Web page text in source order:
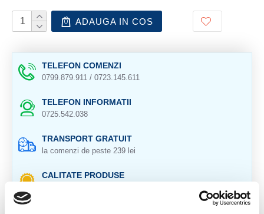
ADAUGA IN COS
TELEFON COMENZI
0799.879.911 / 0723.145.611
TELEFON INFORMATII
0725.542.038
TRANSPORT GRATUIT
la comenzi de peste 239 lei
CALITATE PRODUSE